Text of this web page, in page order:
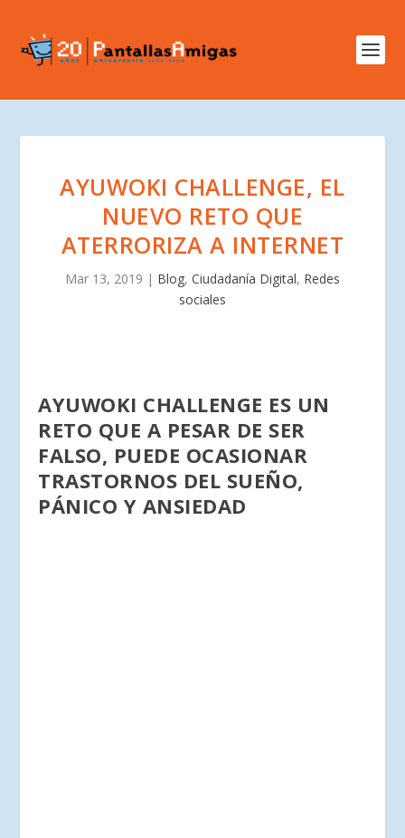
AYUWOKI CHALLENGE, EL
NUEVO RETO QUE
ATERRORIZA A INTERNET
Mar 13, 2019 | Blog, Ciudadanía Digital, Redes
sociales
AYUWOKI CHALLENGE ES UN
RETO QUE A PESAR DE SER
FALSO, PUEDE OCASIONAR
TRASTORNOS DEL SUEÑO,
PÁNICO Y ANSIEDAD